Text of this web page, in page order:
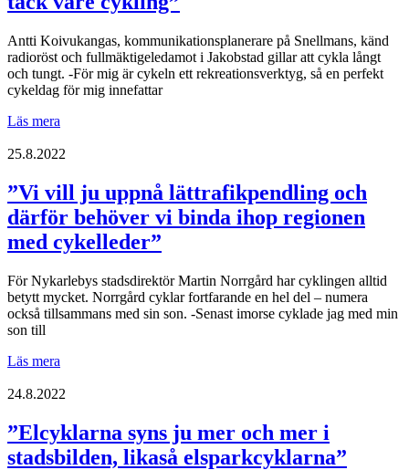
Antti Koivukangas, kommunikationsplanerare på Snellmans, känd
radioröst och fullmäktigeledamot i Jakobstad gillar att cykla långt
och tungt. -För mig är cykeln ett rekreationsverktyg, så en perfekt
cykeldag för mig innefattar
Läs mera
naturupplevelserna
får
tack
vare
cykling”
25.8.2022
”Vi vill ju uppnå lättrafikpendling och
därför behöver vi binda ihop regionen
med cykelleder”
För Nykarlebys stadsdirektör Martin Norrgård har cyklingen alltid
betytt mycket. Norrgård cyklar fortfarande en hel del – numera
också tillsammans med sin son. -Senast imorse cyklade jag med min
son till
Läs mera
ju
lättrafikpendling
och
därför
24.8.2022
”Elcyklarna syns ju mer och mer i
stadsbilden, likaså elsparkcyklarna”